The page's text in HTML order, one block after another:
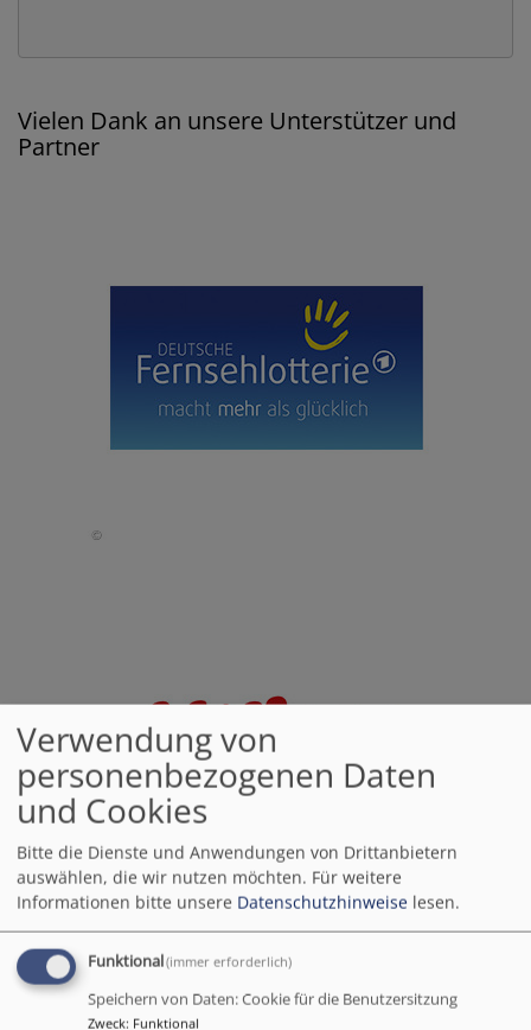
Vielen Dank an unsere Unterstützer und
Partner
Verwendung von
personenbezogenen Daten
und Cookies
Bitte die Dienste und Anwendungen von Drittanbietern
auswählen, die wir nutzen möchten. Für weitere
Informationen bitte unsere Datenschutzhinweise lesen.
Funktional(immer erforderlich)
Speichern von Daten: Cookie für die Benutzersitzung
Zweck: Funktional